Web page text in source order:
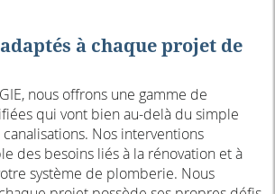
à chaque projet de
nous offrons une gamme de
qui vont bien au-delà du simple
Nos interventions
des besoins liés à la rénovation et à
système de plomberie. Nous